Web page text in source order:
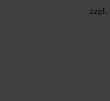
zzgl.